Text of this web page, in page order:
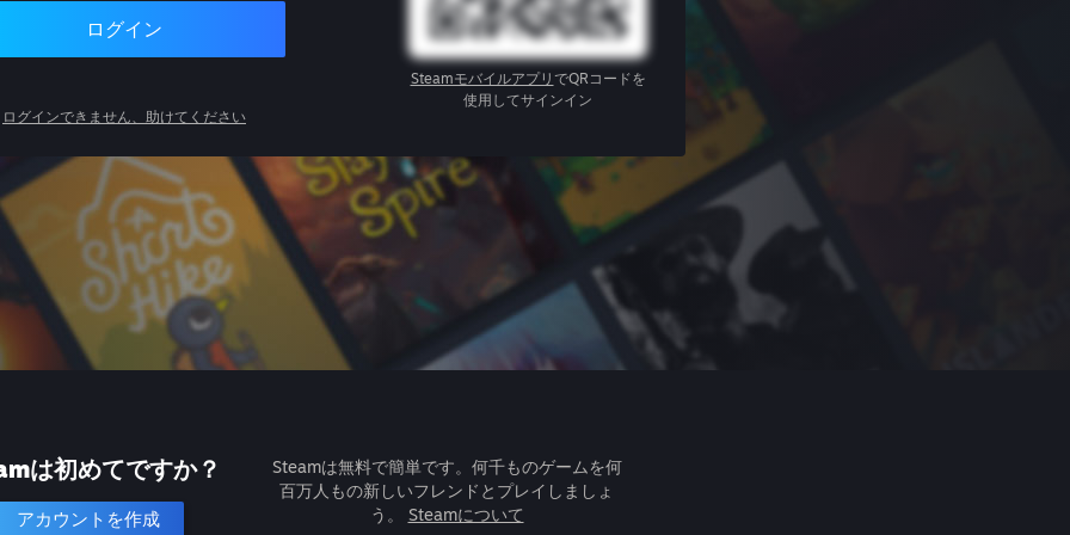
ログイン
ログインできません、助けてください
Steamモバイルアプリ でQRコードを
使用してサインイン
は初めてですか？
アカウントを作成
Steamは無料で簡単です。何千ものゲームを何
百万人もの新しいフレンドとプレイしましょ
う。 Steamについて